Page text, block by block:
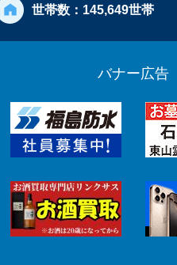
世帯数： 145,649世帯
バナー広告